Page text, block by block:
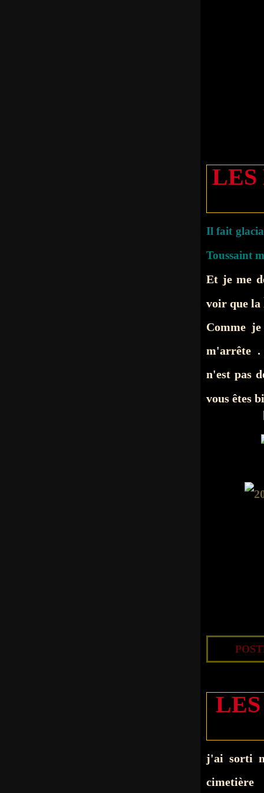
LES
Il fait
Toussaint
Et je me
voir que la
Comme
m'arrête .
n'est pas
vous êtes
j'ai sorti
cimetière